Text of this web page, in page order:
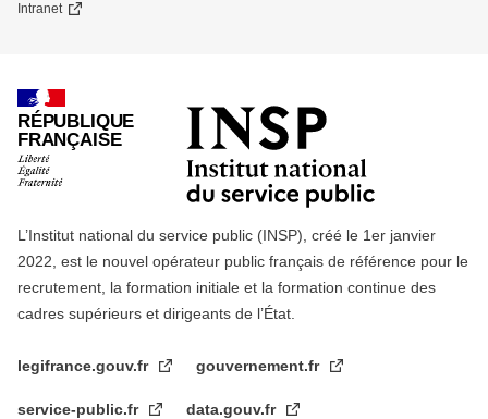
Intranet
RÉPUBLIQUE
FRANÇAISE
L’Institut national du service public (INSP), créé le 1er janvier
2022, est le nouvel opérateur public français de référence pour le
recrutement, la formation initiale et la formation continue des
cadres supérieurs et dirigeants de l’État.
legifrance.gouv.fr gouvernement.fr
service-public.fr data.gouv.fr